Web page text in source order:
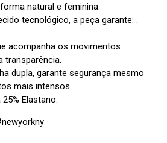
natural e feminina.
tecnológico, a peça garante: .
acompanha os movimentos .
transparência.
dupla, garante segurança mesmo
mais intensos.
Elastano.